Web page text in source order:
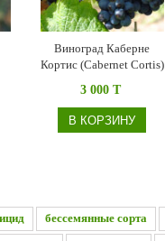
Виноград Каберне
Кортис (Cabernet Cortis)
3 000 T
В КОРЗИНУ
бессемянные сорта